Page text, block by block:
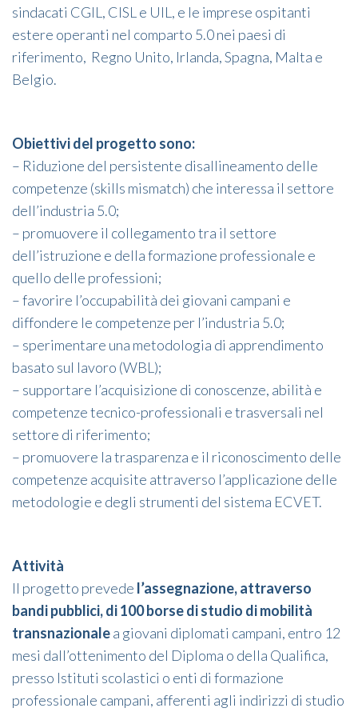
sindacati CGIL, CISL e UIL, e le imprese ospitanti
estere operanti nel comparto 5.0 nei paesi di
riferimento, Regno Unito, Irlanda, Spagna, Malta e
Belgio.
Obiettivi del progetto sono:
– Riduzione del persistente disallineamento delle
competenze (skills mismatch) che interessa il settore
dell’industria 5.0;
– promuovere il collegamento tra il settore
dell’istruzione e della formazione professionale e
quello delle professioni;
– favorire l’occupabilità dei giovani campani e
diffondere le competenze per l’industria 5.0;
– sperimentare una metodologia di apprendimento
basato sul lavoro (WBL);
– supportare l’acquisizione di conoscenze, abilità e
competenze tecnico-professionali e trasversali nel
settore di riferimento;
– promuovere la trasparenza e il riconoscimento delle
competenze acquisite attraverso l’applicazione delle
metodologie e degli strumenti del sistema ECVET.
Attività
Il progetto prevede l’assegnazione, attraverso
bandi pubblici, di 100 borse di studio di mobilità
transnazionalea giovani diplomati campani, entro 12
mesi dall’ottenimento del Diploma o della Qualifica,
presso Istituti scolastici o enti di formazione
professionale campani, afferenti agli indirizzi di studio